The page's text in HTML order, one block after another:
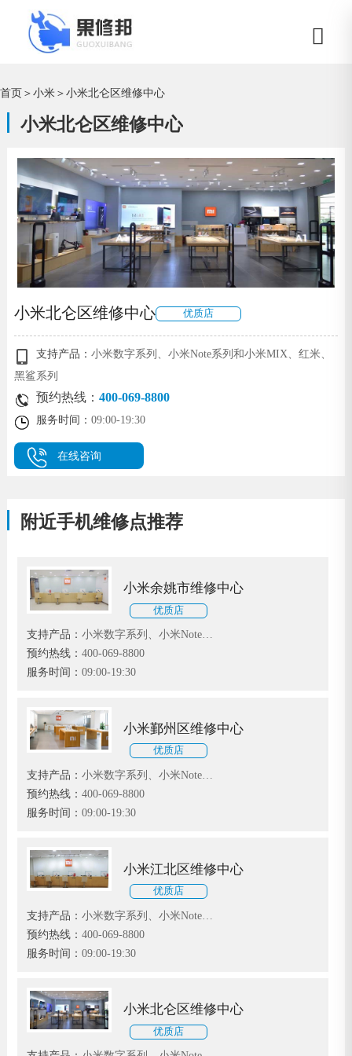
首页＞小米＞小米北仑区维修中心
小米北仑区维修中心
小米北仑区维修中心 优质店
支持产品：小米数字系列、小米Note系列和小米MIX、红米、
黑鲨系列
预约热线：400-069-8800
服务时间：09:00-19:30
在线咨询
附近手机维修点推荐
小米余姚市维修中心
优质店
支持产品： 小米数字系列、小米Note系
列和小米MIX、红米、黑鲨系列
预约热线： 400-069-8800
服务时间： 09:00-19:30
小米鄞州区维修中心
优质店
支持产品： 小米数字系列、小米Note系
列和小米MIX、红米、黑鲨系列
预约热线： 400-069-8800
服务时间： 09:00-19:30
小米江北区维修中心
优质店
支持产品： 小米数字系列、小米Note系
列和小米MIX、红米、黑鲨系列
预约热线： 400-069-8800
服务时间： 09:00-19:30
小米北仑区维修中心
优质店